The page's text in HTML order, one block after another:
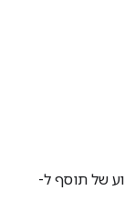
של תוסף ל-